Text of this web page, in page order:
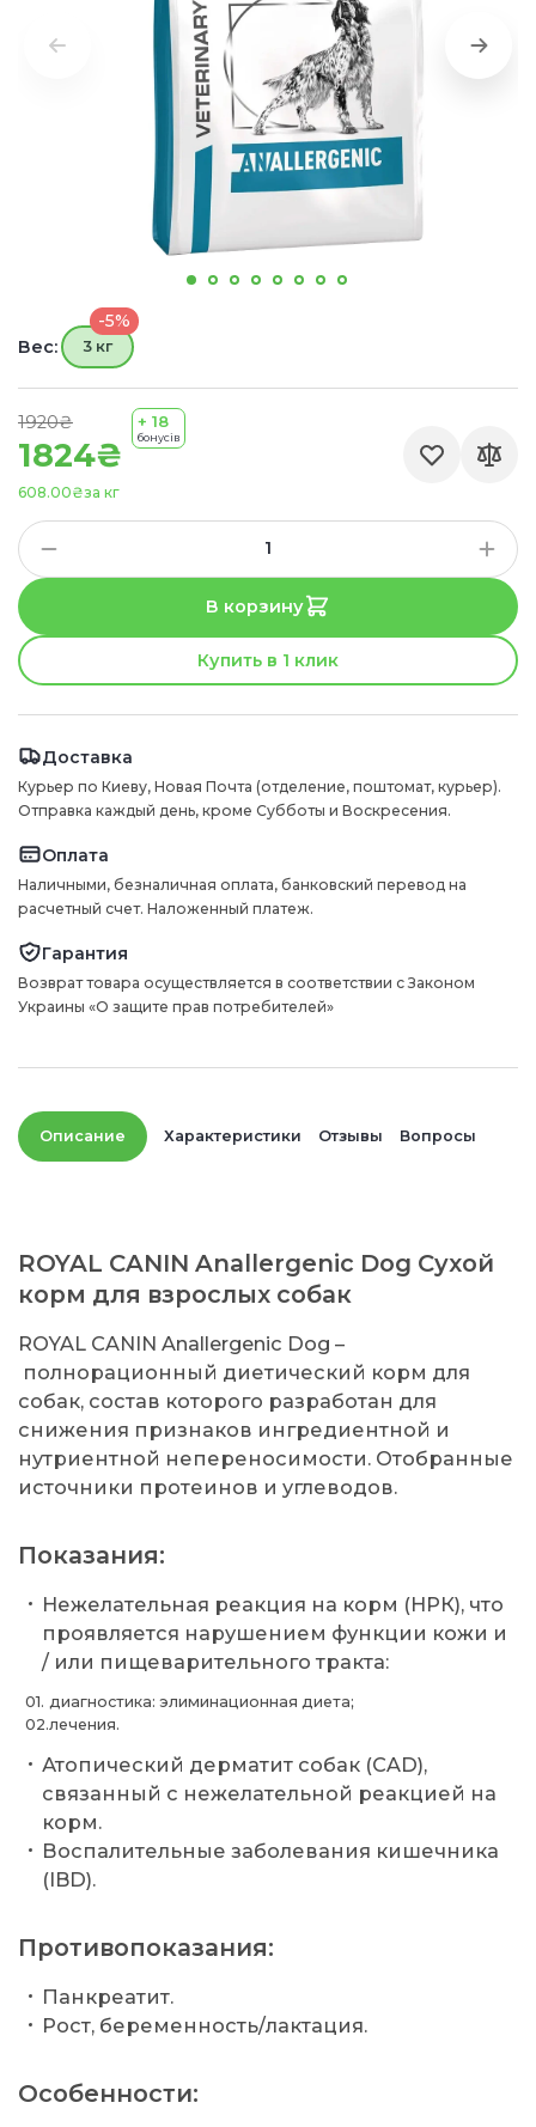
1824₴
1920₴
за кг
608.00₴
+ 18
бонусів
Вес:
-5%
3 кг
В корзину
Купить в 1 клик
Доставка
Курьер по Киеву, Новая Почта (отделение, поштомат, курьер).
Отправка каждый день, кроме Субботы и Воскресения.
Оплата
Наличными, безналичная оплата, банковский перевод на
расчетный счет. Наложенный платеж.
Гарантия
Возврат товара осуществляется в соответствии с Законом
Украины «О защите прав потребителей»
Описание Характеристики Отзывы Вопросы
ROYAL CANIN Anallergenic Dog Сухой
корм для взрослых собак
ROYAL CANIN Anallergenic Dog –
полнорационный диетический корм для
собак, состав которого разработан для
снижения признаков ингредиентной и
нутриентной непереносимости. Отобранные
источники протеинов и углеводов.
Показания:
Нежелательная реакция на корм (НРК), что
проявляется нарушением функции кожи и
/ или пищеварительного тракта:
диагностика: элиминационная диета;
лечения.
Атопический дерматит собак (СAD),
связанный с нежелательной реакцией на
корм.
Воспалительные заболевания кишечника
(IBD).
Противопоказания:
Панкреатит.
Рост, беременность/лактация.
Особенности: